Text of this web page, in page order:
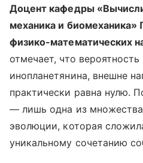
Доцент кафедры
механика и
физико-математических
отмечает, что вероятность
инопланетянина, внешне
практически равна нулю.
— лишь одна из
эволюции, которая
уникальному сочетанию